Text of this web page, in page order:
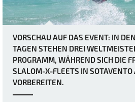
VORSCHAU AUF DAS EVENT: IN
TAGEN STEHEN DREI
PROGRAMM, WÄHREND SICH DIE
SLALOM-X-FLEETS IN
VORBEREITEN.